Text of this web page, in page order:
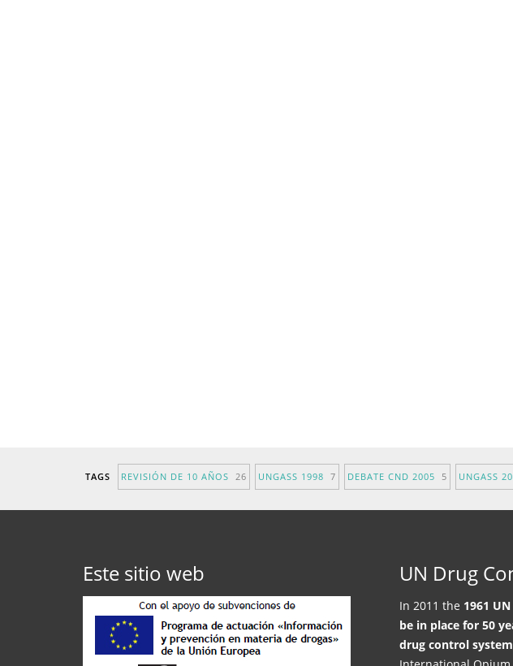
TAGS REVISIÓN DE 10 AÑOS 26 UNGASS 1998 7 DEBATE CND 2005 5 UNGASS
Este sitio web UN Drug
In 2011 the 1961
be in place for 50
drug control